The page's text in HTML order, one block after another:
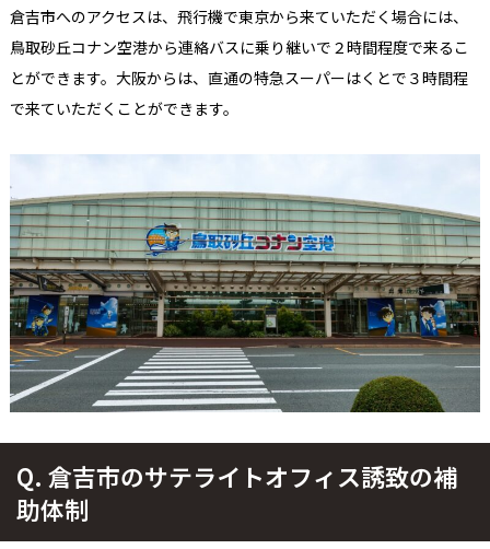
​倉吉市へのアクセスは、飛行機で東京から来ていただく場合には、
鳥取砂丘コナン空港から連絡バスに乗り継いで２時間程度で来るこ
とができます。大阪からは、直通の特急スーパーはくとで３時間程
で来ていただくことができます。
Q. 倉吉市のサテライトオフィス誘致の補
助体制